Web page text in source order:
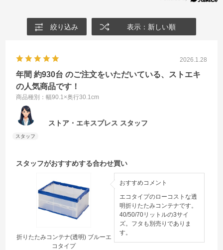
絞り込み 表示：新しい順
2026.1.28
年間 約930台 のご注文をいただいている、ストエキ
の人気商品です！
商品種別：幅90.1×奥行30.1cm
ストア・エキスプレス スタッフ
スタッフがおすすめする合わせ買い
折りたたみコンテナ(透明) ブルーエ
コタイプ
おすすめコメント
エコタイプのローコストな透
明折りたたみコンテナです。
40/50/70リットルの3サイ
ズ。フタも別売りでありま
す。